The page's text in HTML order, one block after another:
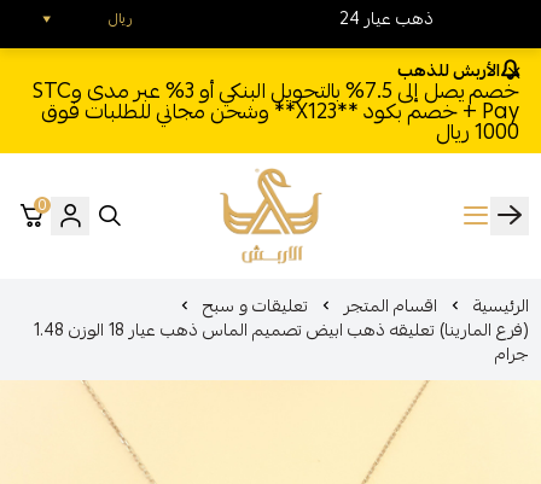
الأربش للذهب
خصم يصل إلى 7.5% بالتحويل البنكي أو 3% عبر مدى وSTC
Pay + خصم بكود **X123** وشحن مجاني للطلبات فوق
1000 ريال
الأربش للذهب
0
الرئيسية اقسام المتجر تعليقات و سبح
(فرع المارينا) تعليقه ذهب ابيض تصميم الماس ذهب عيار 18 الوزن 1.48
جرام
24 ذهب عيار ريال